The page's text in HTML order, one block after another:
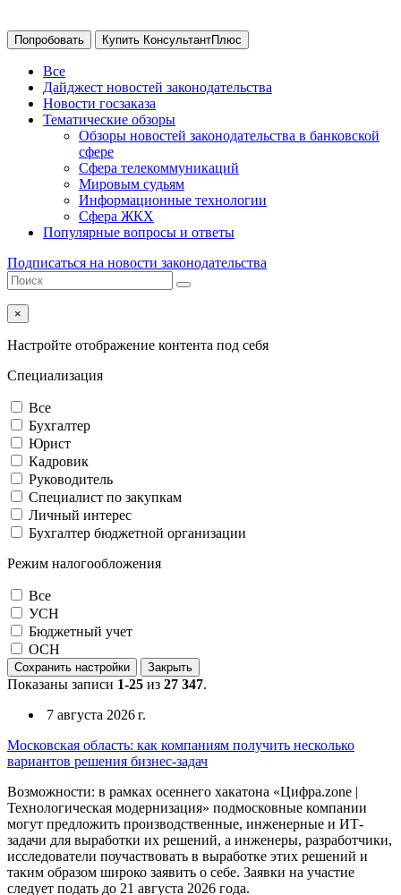
Попробовать Купить КонсультантПлюс
Все
Дайджест новостей законодательства
Новости госзаказа
Тематические обзоры
Обзоры новостей законодательства в банковской
сфере
Сфера телекоммуникаций
Мировым судьям
Информационные технологии
Сфера ЖКХ
Популярные вопросы и ответы
Подписаться на новости законодательства
×
Настройте отображение контента под себя
Специализация
Все
Бухгалтер
Юрист
Кадровик
Руководитель
Специалист по закупкам
Личный интерес
Бухгалтер бюджетной организации
Режим налогообложения
Все
УСН
Бюджетный учет
ОСН
Сохранить настройки Закрыть
Показаны записи 1-25 из 27 347.
7 августа 2026 г.
Московская область: как компаниям получить несколько
вариантов решения бизнес-задач
Возможности: в рамках осеннего хакатона «Цифра.zone |
Технологическая модернизация» подмосковные компании
могут предложить производственные, инженерные и ИТ-
задачи для выработки их решений, а инженеры, разработчики,
исследователи поучаствовать в выработке этих решений и
таким образом широко заявить о себе. Заявки на участие
следует подать до 21 августа 2026 года.